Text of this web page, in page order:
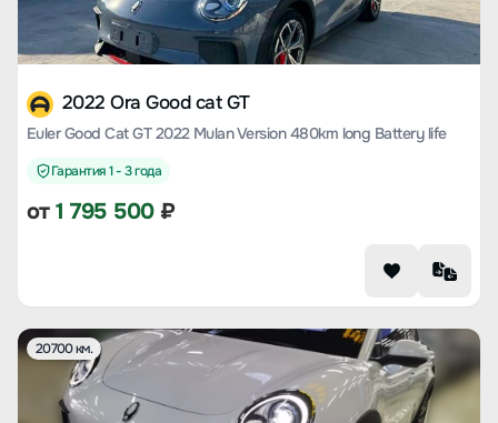
2022 Ora Good cat GT
Euler Good Cat GT 2022 Mulan Version 480km long Battery life
Гарантия 1 - 3 года
от1 795 500₽
20700 км.